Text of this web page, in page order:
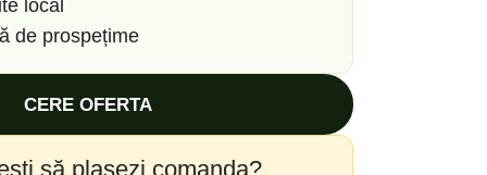
local
de prospețime
CERE OFERTA
să plasezi comanda?